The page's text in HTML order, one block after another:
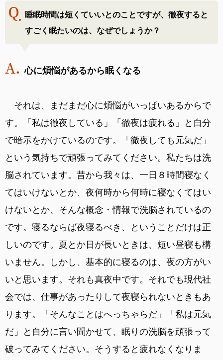
睡眠時間は短くていいとのことですが、徹夜すると
すごく眠たいのは、なぜでしょうか？
心に煩悩があるから眠くなる
それは、まだまだ心に煩悩がいっぱいあるからで
す。「私は徹夜している」「徹夜は疲れる」と自分
で暗示をかけているのです。「徹夜しても元気だ」
という気持ちで頑張ってみてください。私たちは洗
脳されています。昔から我々は、一日８時間寝なく
てはいけないとか、夜何時から何時に寝なくてはい
けないとか、そんな概念・情報で洗脳されているの
です。寝るならば夜寝るべき、ということだけは正
しいのです。夏とか日が長いときは、短い昼寝も構
いません。しかし、基本的に寝るのは、夜の方がい
いと思います。それも真夜中です。それでも現代社
会では、仕事があったりして夜寝られないときもあ
ります。「そんなことはへっちゃらだ」「私は元気
だ」と自分に言い聞かせて、眠りの洗脳を頑張って
破ってみてください。そうすると疲れなくなりま